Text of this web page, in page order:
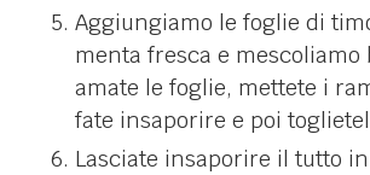
Aggiungiamo le foglie di
menta fresca e mescoliamo
amate le foglie, mettete i
fate insaporire e poi
Lasciate insaporire il tutto